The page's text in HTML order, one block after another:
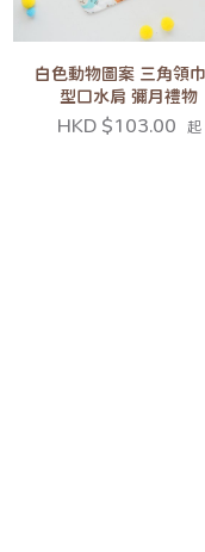
白色動物圖案 三角領
型口水肩 彌月禮物
HKD $103.00 起